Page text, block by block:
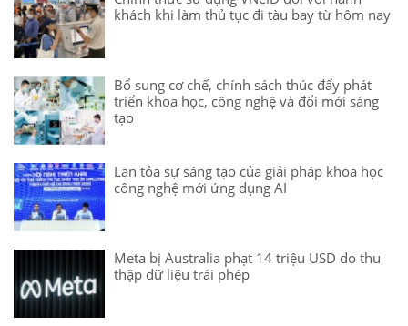
khách khi làm thủ tục đi tàu bay từ hôm nay
Bổ sung cơ chế, chính sách thúc đẩy phát
triển khoa học, công nghệ và đổi mới sáng
tạo
Lan tỏa sự sáng tạo của giải pháp khoa học
công nghệ mới ứng dụng AI
Meta bị Australia phạt 14 triệu USD do thu
thập dữ liệu trái phép